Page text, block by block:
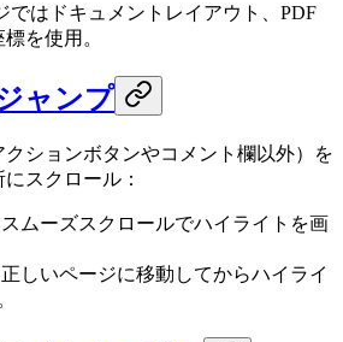
ではドキュメントレイアウト、PDF
を使用。
ャンプ
ションボタンやコメント欄以外）を
スクロール：
スムーズスクロールでハイライトを画
しいページに移動してからハイライ